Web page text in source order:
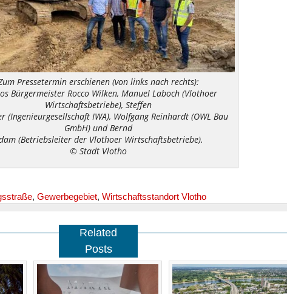
Pressetermin erschienen (von links nach rechts):
Bürgermeister Rocco Wilken, Manuel Laboch (Vlothoer
Wirtschaftsbetriebe), Steffen
(Ingenieurgesellschaft IWA), Wolfgang Reinhardt (OWL Bau
GmbH) und Bernd
(Betriebsleiter der Vlothoer Wirtschaftsbetriebe).
© Stadt Vlotho
, Gewerbegebiet, Wirtschaftsstandort Vlotho
Related
Posts